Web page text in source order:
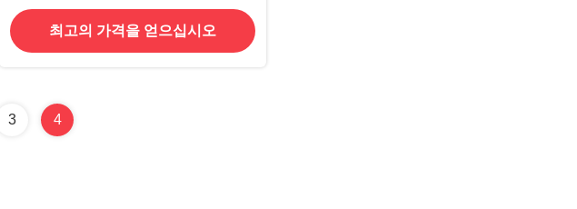
최고의 가격을 얻으십시오
3 4